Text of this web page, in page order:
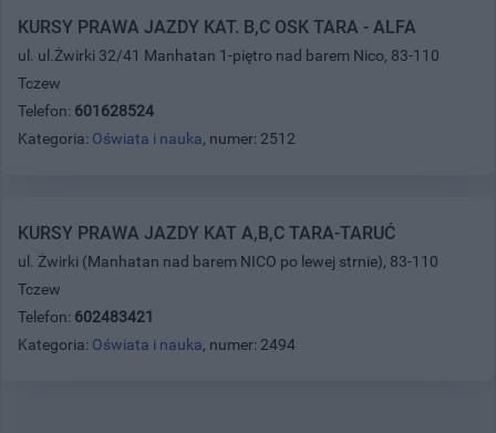
KURSY PRAWA JAZDY KAT. B,C OSK TARA - ALFA
ul. ul.Żwirki 32/41 Manhatan 1-piętro nad barem Nico, 83-110
Tczew
Telefon: 601628524
Kategoria: Oświata i nauka, numer: 2512
KURSY PRAWA JAZDY KAT A,B,C TARA-TARUĆ
ul. Żwirki (Manhatan nad barem NICO po lewej strnie), 83-110
Tczew
Telefon: 602483421
Kategoria: Oświata i nauka, numer: 2494